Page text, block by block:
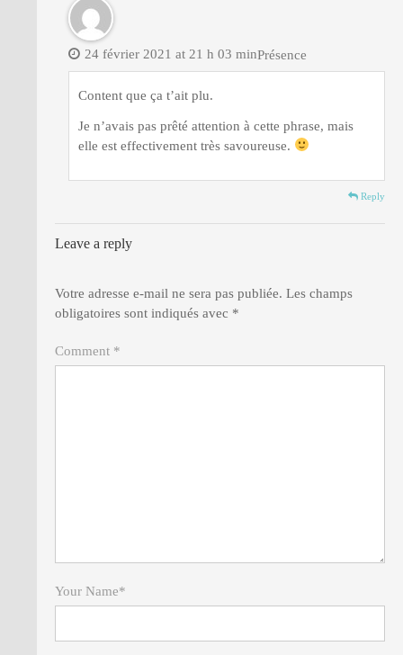
Présence
24 février 2021 at 21 h 03 min
Content que ça t’ait plu.
Je n’avais pas prêté attention à cette phrase, mais
elle est effectivement très savoureuse.
Reply
Leave a reply
Votre adresse e-mail ne sera pas publiée. Les champs
obligatoires sont indiqués avec *
Comment *
Your Name*